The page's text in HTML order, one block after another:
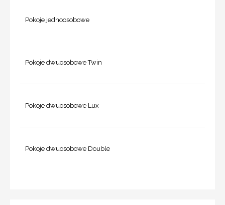
Pokoje jednoosobowe
Pokoje dwuosobowe Twin
Pokoje dwuosobowe Lux
Pokoje dwuosobowe Double